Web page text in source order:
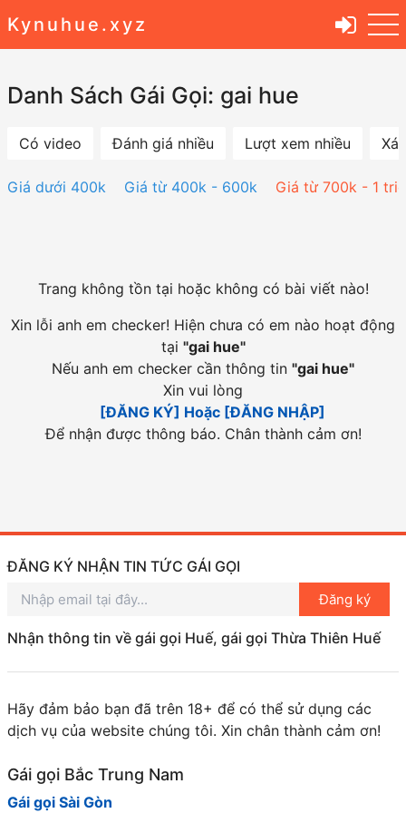
Kynuhue.xyz
Danh Sách Gái Gọi: gai hue
Có video Đánh giá nhiều Lượt xem nhiều
Giá dưới 400k Giá từ 400k - 600k Giá từ 700k - 1
Trang không tồn tại hoặc không có bài viết nào!
Xin lỗi anh em checker! Hiện chưa có em nào hoạt động
tại "gai hue"
Nếu anh em checker cần thông tin "gai hue"
Xin vui lòng
[ĐĂNG KÝ] Hoặc [ĐĂNG NHẬP]
Để nhận được thông báo. Chân thành cảm ơn!
ĐĂNG KÝ NHẬN TIN TỨC GÁI GỌI
Đăng ký
Nhận thông tin về gái gọi Huế, gái gọi Thừa Thiên Huế
Hãy đảm bảo bạn đã trên 18+ để có thể sử dụng các
dịch vụ của website chúng tôi. Xin chân thành cảm ơn!
Gái gọi Bắc Trung Nam
Gái gọi Sài Gòn